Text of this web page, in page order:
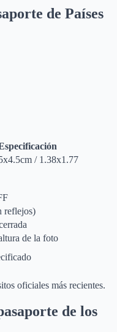
de Países
x4.5cm / 1.38x1.77
reflejos)
de la foto
oficiales más recientes.
de los